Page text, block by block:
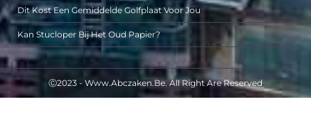
Dit Kost Een Gemiddelde Golfplaat Voor Jou
Kan Stucloper Bij Het Oud Papier?
Ⓒ2023 - Www.abczaken.be. All Right Are Reserved